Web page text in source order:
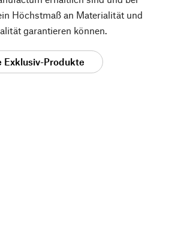
Höchstmaß an Materialität und
garantieren können.
Exklusiv-Produkte